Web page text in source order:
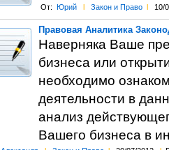
От: Юрий l Закон и Право l 10/
Правовая Аналитика
Наверняка Ваше
бизнеса или
необходимо
деятельности в
анализ
Вашего бизнеса в